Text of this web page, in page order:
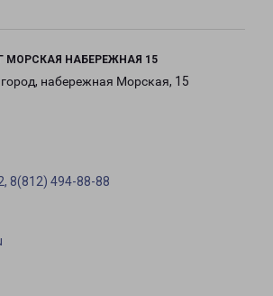
МОРСКАЯ НАБЕРЕЖНАЯ 15
набережная Морская, 15
8(812) 494-88-88